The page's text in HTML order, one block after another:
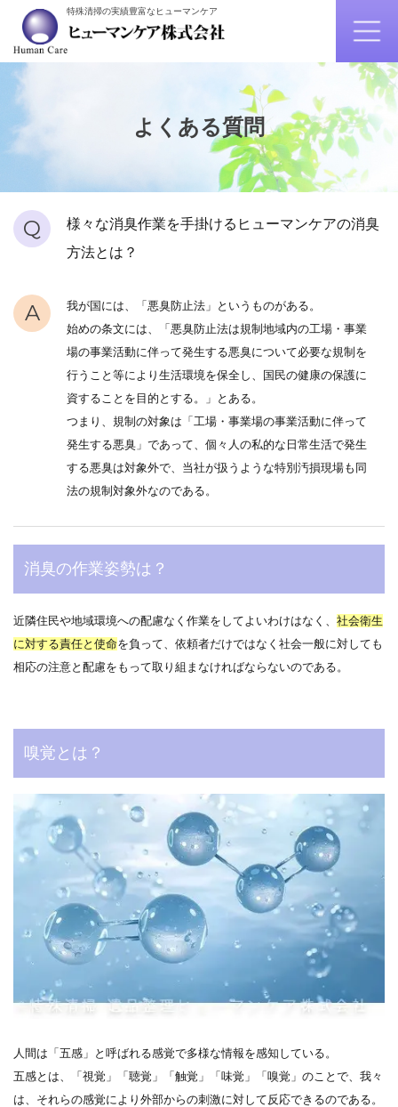
特殊清掃の実績豊富なヒューマンケア
よくある質問
Q
様々な消臭作業を手掛けるヒューマンケアの消臭
方法とは？
A
我が国には、「悪臭防止法」というものがある。
始めの条文には、「悪臭防止法は規制地域内の工場・事業
場の事業活動に伴って発生する悪臭について必要な規制を
行うこと等により生活環境を保全し、国民の健康の保護に
資することを目的とする。」とある。
つまり、規制の対象は「工場・事業場の事業活動に伴って
発生する悪臭」であって、個々人の私的な日常生活で発生
する悪臭は対象外で、当社が扱うような特別汚損現場も同
法の規制対象外なのである。
消臭の作業姿勢は？
近隣住民や地域環境への配慮なく作業をしてよいわけはなく、 社会衛生
に対する責任と使命を負って、依頼者だけではなく社会一般に対しても
相応の注意と配慮をもって取り組まなければならないのである。
嗅覚とは？
人間は「五感」と呼ばれる感覚で多様な情報を感知している。
五感とは、「視覚」「聴覚」「触覚」「味覚」「嗅覚」のことで、我々
は、それらの感覚により外部からの刺激に対して反応できるのである。